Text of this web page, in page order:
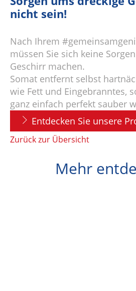
nicht sein!
Nach Ihrem
müssen Sie sich keine
Geschirr machen.
Somat entfernt selbst
wie Fett und Eingebranntes,
ganz einfach perfekt sauber
Entdecken Sie unsere
Zurück zur Übersicht
Mehr